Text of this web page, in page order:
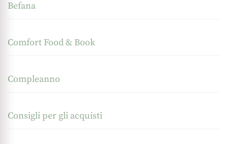
Befana
Comfort Food & Book
Compleanno
Consigli per gli acquisti